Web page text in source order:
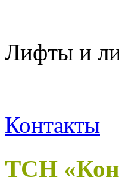
Лифты и
Контакты
ТСН